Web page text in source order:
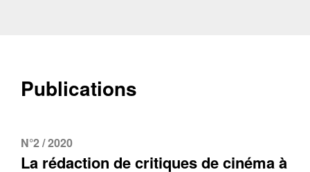
Publications
N°2 / 2020
La rédaction de critiques de cinéma à